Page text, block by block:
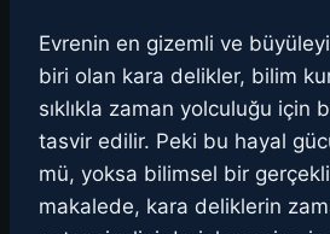
Evrenin en gizemli ve
biri olan kara delikler, bilim
sıklıkla zaman yolculuğu için
tasvir edilir. Peki bu hayal
mü, yoksa bilimsel bir
makalede, kara deliklerin